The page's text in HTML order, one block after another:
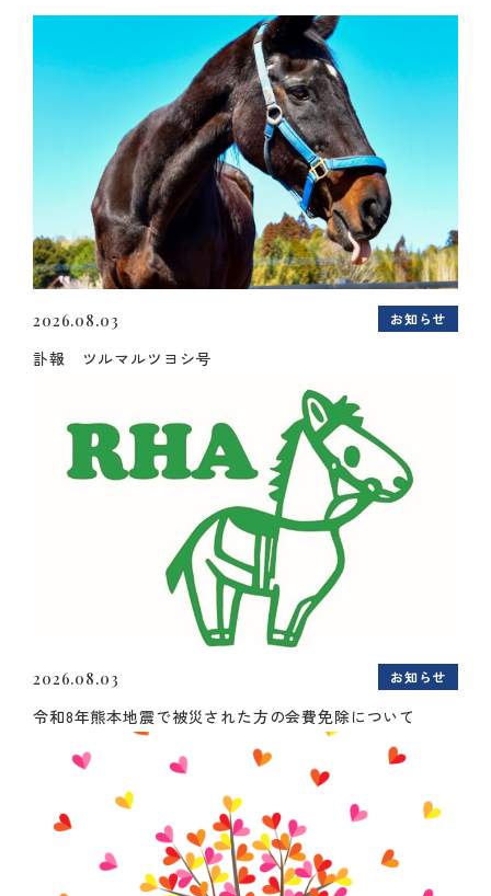
2026.08.03 お知らせ
訃報 ツルマルツヨシ号
2026.08.03 お知らせ
令和8年熊本地震で被災された方の会費免除について